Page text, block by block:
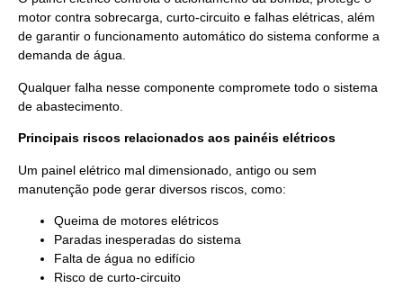
motor contra sobrecarga, curto-circuito e falhas elétricas, além
de garantir o funcionamento automático do sistema conforme a
demanda de água.
Qualquer falha nesse componente compromete todo o sistema
de abastecimento.
Principais riscos relacionados aos painéis elétricos
Um painel elétrico mal dimensionado, antigo ou sem
manutenção pode gerar diversos riscos, como:
Queima de motores elétricos
Paradas inesperadas do sistema
Falta de água no edifício
Risco de curto-circuito